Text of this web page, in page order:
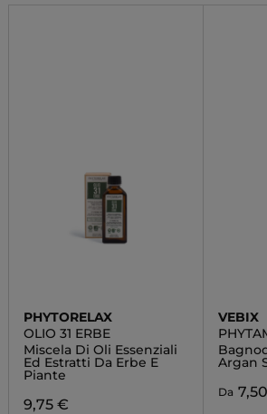
PHYTORELAX
OLIO 31 ERBE
Miscela Di Oli Essenziali
Ed Estratti Da Erbe E
Piante
9,75 €
VEBIX
Argan
Da